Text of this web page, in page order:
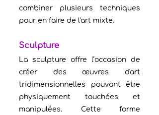
combiner plusieurs techniques
pour en faire de l'art mixte.
Sculpture
La sculpture offre l’occasion de
créer des œuvres d'art
tridimensionnelles pouvant être
physiquement touchées et
manipulées. Cette forme